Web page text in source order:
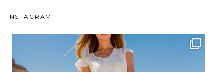
INSTAGRAM
ebutikpl